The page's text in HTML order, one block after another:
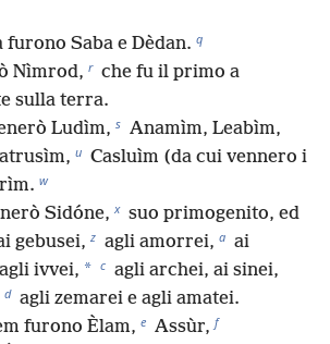
furono Saba e Dèdan. q
Nìmrod, r che fu il primo a
sulla terra.
Ludìm, s Anamìm, Leabìm,
u Casluìm (da cui vennero i
w
Sidóne, x suo primogenito, ed
gebusei, z agli amorrei, a ai
agli ivvei, * c agli archei, ai sinei,
d agli zemarei e agli amatei.
furono Èlam, e Assùr, f